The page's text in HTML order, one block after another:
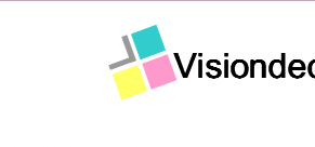
LE
MAG
DÉCO
